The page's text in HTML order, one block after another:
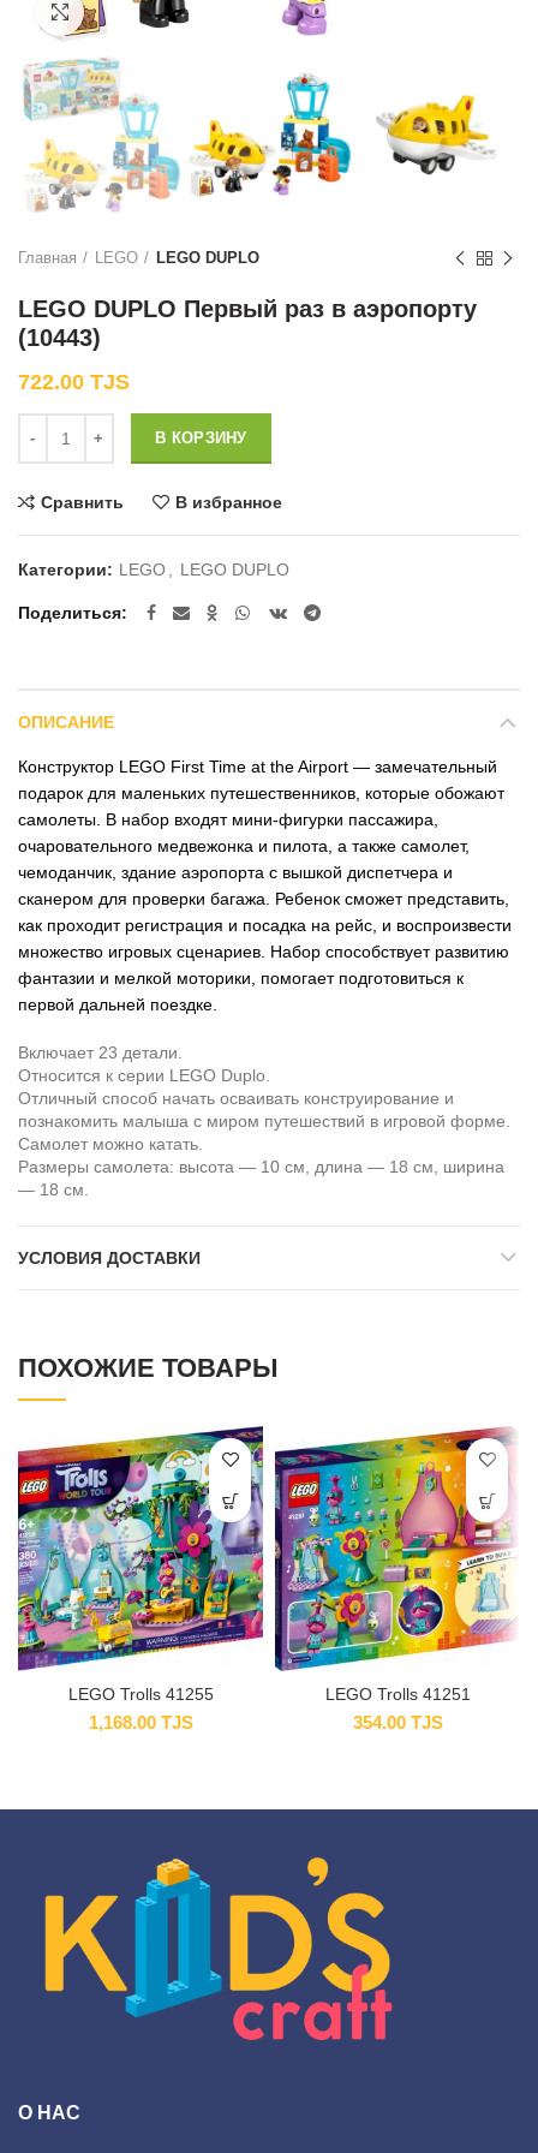
Нажмите, чтобы увеличить
Главная LEGO LEGO DUPLO
LEGO DUPLO Первый раз в аэропорту
(10443)
722.00 TJS
В КОРЗИНУ
Сравнить В избранное
Категории: LEGO, LEGO DUPLO
Поделиться
ОПИСАНИЕ
Конструктор LEGO First Time at the Airport — замечательный
подарок для маленьких путешественников, которые обожают
самолеты. В набор входят мини-фигурки пассажира,
очаровательного медвежонка и пилота, а также самолет,
чемоданчик, здание аэропорта с вышкой диспетчера и
сканером для проверки багажа. Ребенок сможет представить,
как проходит регистрация и посадка на рейс, и воспроизвести
множество игровых сценариев. Набор способствует развитию
фантазии и мелкой моторики, помогает подготовиться к
первой дальней поездке.
Включает 23 детали.
Относится к серии LEGO Duplo.
Отличный способ начать осваивать конструирование и
познакомить малыша с миром путешествий в игровой форме.
Самолет можно катать.
Размеры самолета: высота — 10 см, длина — 18 см, ширина
— 18 см.
УСЛОВИЯ ДОСТАВКИ
ПОХОЖИЕ ТОВАРЫ
LEGO Trolls 41255
1,168.00 TJS
LEGO Trolls 41251
354.00 TJS
О НАС